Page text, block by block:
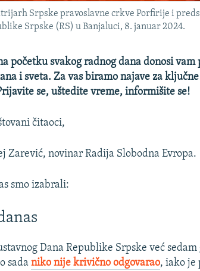
Srpske pravoslavne crkve Porfirije i
Srpske (RS) u Banjaluci, 8. januar 2024.
početku svakog radnog dana donosi
i sveta. Za vas biramo najave za
se, uštedite vreme, informišite se!
čitaoci,
Zarević, novinar Radija Slobodna Evropa.
smo izabrali:
Dana Republike Srpske već
sada niko nije krivično odgovarao, iako je